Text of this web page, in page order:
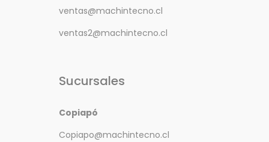
ventas@machintecno.cl
ventas2@machintecno.cl
Sucursales
Copiapó
Copiapo@machintecno.cl